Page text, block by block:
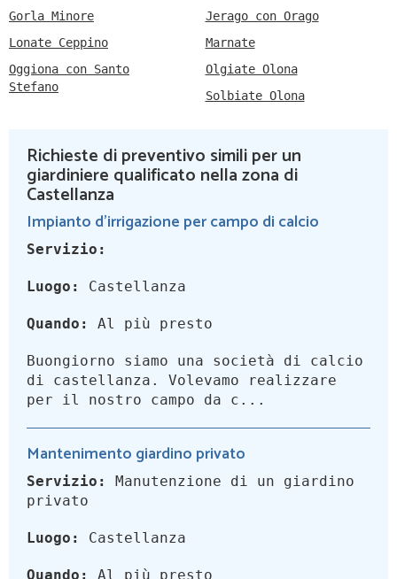
Gorla Minore
Jerago con Orago
Lonate Ceppino
Marnate
Oggiona con Santo
Stefano
Olgiate Olona
Solbiate Olona
Richieste di preventivo simili per un
giardiniere qualificato nella zona di
Castellanza
Impianto d'irrigazione per campo di calcio
Servizio:
Luogo: Castellanza
Quando: Al più presto
Buongiorno siamo una società di calcio
di castellanza. Volevamo realizzare
per il nostro campo da c...
Mantenimento giardino privato
Servizio:
Manutenzione di un giardino
privato
Luogo: Castellanza
Quando: Al più presto